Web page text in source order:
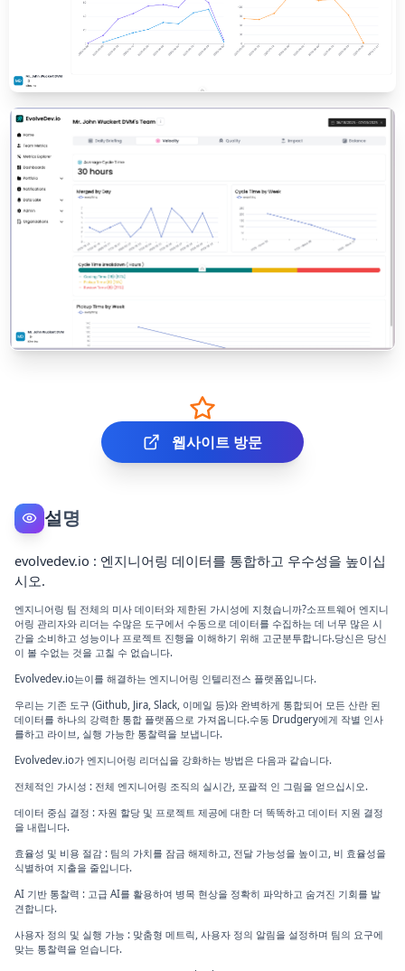
웹사이트 방문
설명
evolvedev.io : 엔지니어링 데이터를 통합하고 우수성을 높이십
시오.
엔지니어링 팀 전체의 미사 데이터와 제한된 가시성에 지쳤습니까?소프트웨어 엔지니
어링 관리자와 리더는 수많은 도구에서 수동으로 데이터를 수집하는 데 너무 많은 시
간을 소비하고 성능이나 프로젝트 진행을 이해하기 위해 고군분투합니다.당신은 당신
이 볼 수없는 것을 고칠 수 없습니다.
Evolvedev.io는이를 해결하는 엔지니어링 인텔리전스 플랫폼입니다.
우리는 기존 도구 (Github, Jira, Slack, 이메일 등)와 완벽하게 통합되어 모든 산란 된
데이터를 하나의 강력한 통합 플랫폼으로 가져옵니다.수동 Drudgery에게 작별 인사
를하고 라이브, 실행 가능한 통찰력을 보냅니다.
Evolvedev.io가 엔지니어링 리더십을 강화하는 방법은 다음과 같습니다.
전체적인 가시성 : 전체 엔지니어링 조직의 실시간, 포괄적 인 그림을 얻으십시오.
데이터 중심 결정 : 자원 할당 및 프로젝트 제공에 대한 더 똑똑하고 데이터 지원 결정
을 내립니다.
효율성 및 비용 절감 : 팀의 가치를 잠금 해제하고, 전달 가능성을 높이고, 비 효율성을
식별하여 지출을 줄입니다.
AI 기반 통찰력 : 고급 AI를 활용하여 병목 현상을 정확히 파악하고 숨겨진 기회를 발
견합니다.
사용자 정의 및 실행 가능 : 맞춤형 메트릭, 사용자 정의 알림을 설정하며 팀의 요구에
맞는 통찰력을 얻습니다.